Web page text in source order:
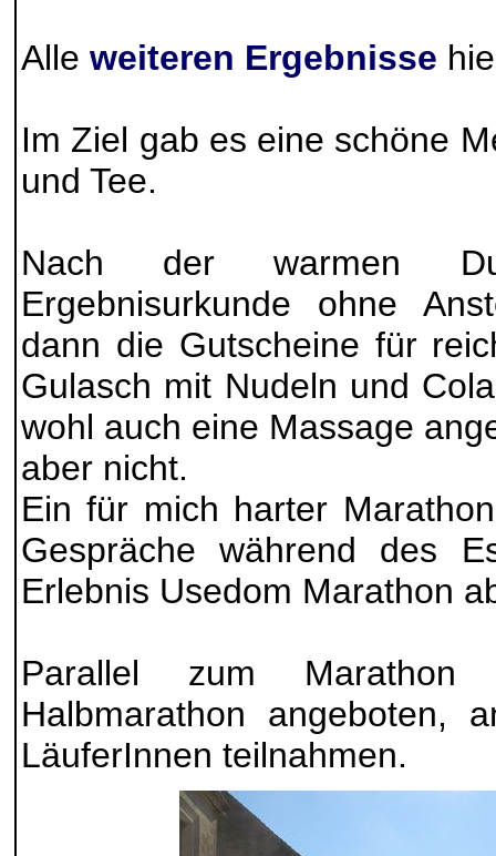
Alle weiteren Ergebnisse
Im Ziel gab es eine schöne
und Tee.
Nach der warmen
Ergebnisurkunde ohne
dann die Gutscheine für
Gulasch mit Nudeln und
wohl auch eine Massage
aber nicht.
Ein für mich harter
Gespräche während des
Erlebnis Usedom Marathon
Parallel zum
Halbmarathon angeboten,
LäuferInnen teilnahmen.